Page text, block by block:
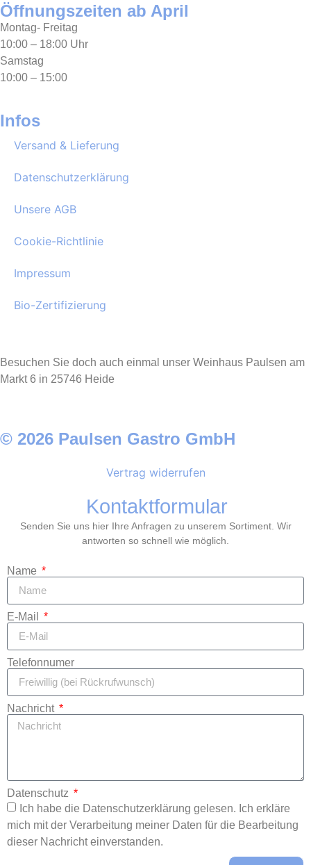
Öffnungszeiten ab April
Montag- Freitag
10:00 – 18:00 Uhr
Samstag
10:00 – 15:00
Infos
Versand & Lieferung
Datenschutzerklärung
Unsere AGB
Cookie-Richtlinie
Impressum
Bio-Zertifizierung
Besuchen Sie doch auch einmal unser Weinhaus Paulsen am
Markt 6 in 25746 Heide
© 2026 Paulsen Gastro GmbH
Vertrag widerrufen
Kontaktformular
Senden Sie uns hier Ihre Anfragen zu unserem Sortiment. Wir
antworten so schnell wie möglich.
Name
E-Mail
Telefonnumer
Nachricht
Datenschutz
Ich habe die Datenschutzerklärung gelesen. Ich erkläre
mich mit der Verarbeitung meiner Daten für die Bearbeitung
dieser Nachricht einverstanden.